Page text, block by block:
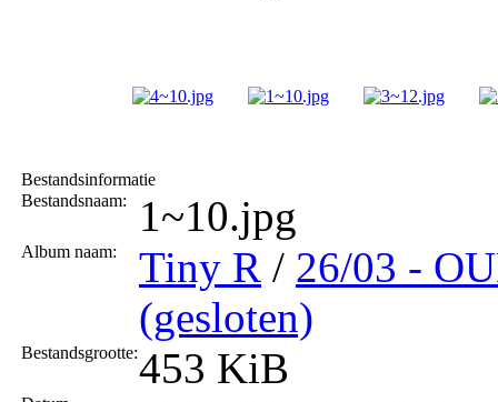
Bestandsinformatie
Bestandsnaam:
1~10.jpg
Album naam: Tiny R / 26/03 -
(gesloten)
Bestandsgrootte:453 KiB